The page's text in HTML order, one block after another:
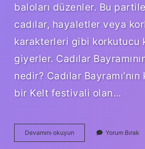
baloları düzenler. Bu
cadılar, hayaletler veya
karakterleri gibi korkutucu
giyerler. Cadılar
nedir? Cadılar
bir Kelt festivali olan…
Devamını okuyun Halloween
Neyi
Yorum Bırak